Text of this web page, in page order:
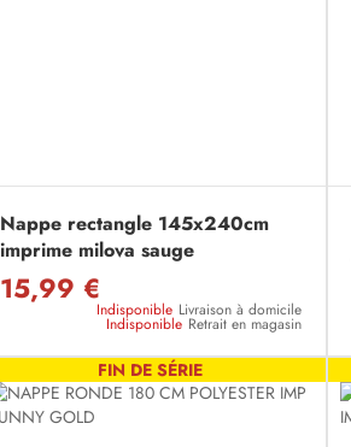
Nappe rectangle 145x240cm
imprime milova sauge
15,99 €
Indisponible Livraison à domicile
Indisponible Retrait en magasin
FIN DE SÉRIE